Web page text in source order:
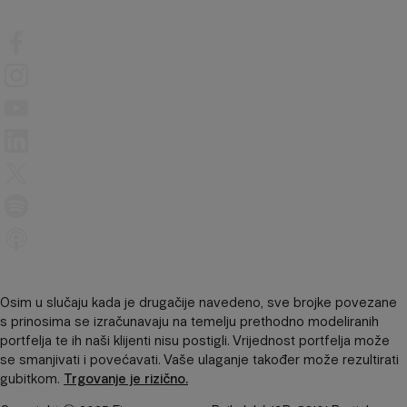
Osim u slučaju kada je drugačije navedeno, sve brojke povezane
s prinosima se izračunavaju na temelju prethodno modeliranih
portfelja te ih naši klijenti nisu postigli. Vrijednost portfelja može
se smanjivati ​​i povećavati. Vaše ulaganje također može rezultirati
gubitkom. Trgovanje je rizično.